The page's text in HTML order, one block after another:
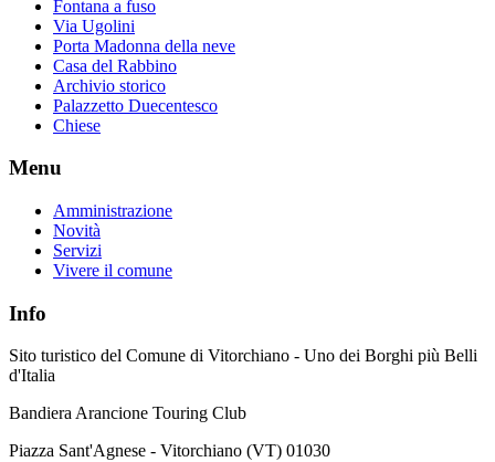
Fontana a fuso
Via Ugolini
Porta Madonna della neve
Casa del Rabbino
Archivio storico
Palazzetto Duecentesco
Chiese
Menu
Amministrazione
Novità
Servizi
Vivere il comune
Info
Sito turistico del Comune di Vitorchiano - Uno dei Borghi più Belli
d'Italia
Bandiera Arancione Touring Club
Piazza Sant'Agnese - Vitorchiano (VT) 01030